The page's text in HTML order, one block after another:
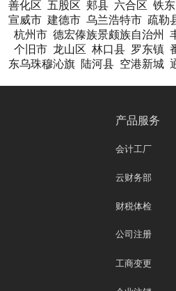
善化区 五股区 郏县 六合区 铁
宣威市 建德市 乌兰浩特市 疏勒
杭州市 德宏傣族景颇族自治州
个旧市 龙山区 林口县 罗东镇
东乌珠穆沁旗 陆河县 空港新城
产品服务
会计工厂
云财务部
财税体检
公司注册
工商变更